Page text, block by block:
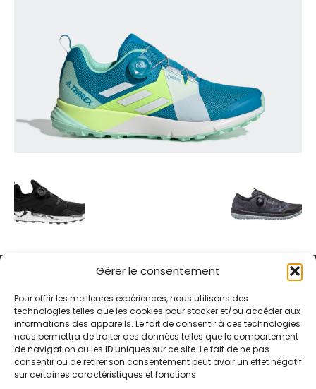
Gérer le consentement
Pour offrir les meilleures expériences, nous utilisons des
technologies telles que les cookies pour stocker et/ou accéder aux
informations des appareils. Le fait de consentir à ces technologies
nous permettra de traiter des données telles que le comportement
de navigation ou les ID uniques sur ce site. Le fait de ne pas
consentir ou de retirer son consentement peut avoir un effet négatif
sur certaines caractéristiques et fonctions.
Alternative Média est une agence de relations presse et de
relations publiques basée à Grenoble. Depuis 1995, elle conçoit et
pilote des stratégies de visibilité en France et à l’international
grâce à un réseau d’agences partenaires.